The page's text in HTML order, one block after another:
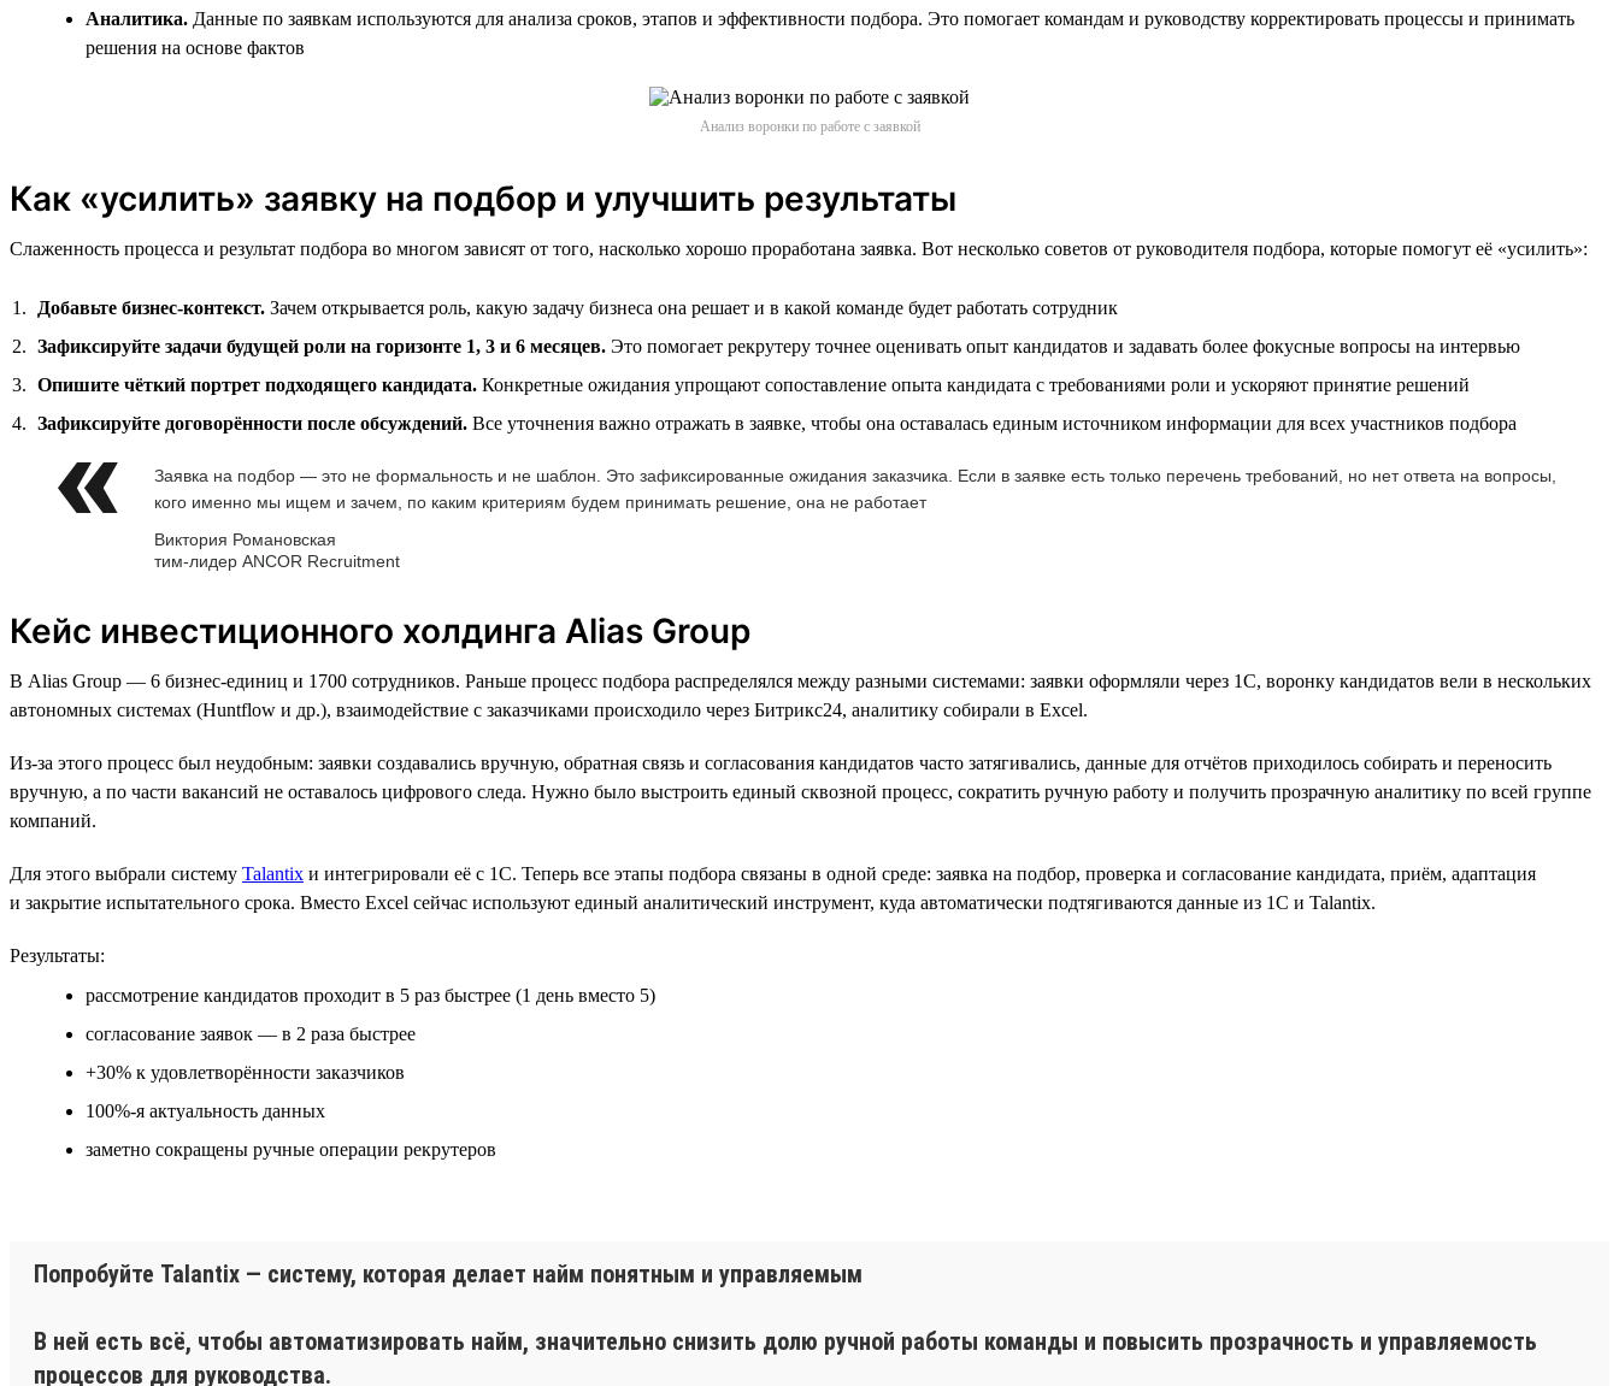
Аналитика. Данные по заявкам используются для анализа сроков, этапов и эффективности подбора. Это помогает командам и руководству корректировать процессы и принимать
решения на основе фактов
Анализ воронки по работе с заявкой
Как «усилить» заявку на подбор и улучшить результаты
Слаженность процесса и результат подбора во многом зависят от того, насколько хорошо проработана заявка. Вот несколько советов от руководителя подбора, которые помогут её «усилить»:
Добавьте бизнес-контекст. Зачем открывается роль, какую задачу бизнеса она решает и в какой команде будет работать сотрудник
Зафиксируйте задачи будущей роли на горизонте 1, 3 и 6 месяцев. Это помогает рекрутеру точнее оценивать опыт кандидатов и задавать более фокусные вопросы на интервью
Опишите чёткий портрет подходящего кандидата. Конкретные ожидания упрощают сопоставление опыта кандидата с требованиями роли и ускоряют принятие решений
Зафиксируйте договорённости после обсуждений. Все уточнения важно отражать в заявке, чтобы она оставалась единым источником информации для всех участников подбора
Заявка на подбор — это не формальность и не шаблон. Это зафиксированные ожидания заказчика. Если в заявке есть только перечень требований, но нет ответа на вопросы,
кого именно мы ищем и зачем, по каким критериям будем принимать решение, она не работает
Виктория Романовская
тим-лидер ANCOR Recruitment
Кейс инвестиционного холдинга Alias Group
В Alias Group — 6 бизнес-единиц и 1700 сотрудников. Раньше процесс подбора распределялся между разными системами: заявки оформляли через 1С, воронку кандидатов вели в нескольких
автономных системах (Huntflow и др.), взаимодействие с заказчиками происходило через Битрикс24, аналитику собирали в Excel.
Из-за этого процесс был неудобным: заявки создавались вручную, обратная связь и согласования кандидатов часто затягивались, данные для отчётов приходилось собирать и переносить
вручную, а по части вакансий не оставалось цифрового следа. Нужно было выстроить единый сквозной процесс, сократить ручную работу и получить прозрачную аналитику по всей группе
компаний.
Для этого выбрали систему Talantix и интегрировали её с 1С. Теперь все этапы подбора связаны в одной среде: заявка на подбор, проверка и согласование кандидата, приём, адаптация
и закрытие испытательного срока. Вместо Excel сейчас используют единый аналитический инструмент, куда автоматически подтягиваются данные из 1С и Talantix.
Результаты:
рассмотрение кандидатов проходит в 5 раз быстрее (1 день вместо 5)
согласование заявок — в 2 раза быстрее
+30% к удовлетворённости заказчиков
100%-я актуальность данных
заметно сокращены ручные операции рекрутеров
Попробуйте Talantix — систему, которая делает найм понятным и управляемым
В ней есть всё, чтобы автоматизировать найм, значительно снизить долю ручной работы команды и повысить прозрачность и управляемость
процессов для руководства.